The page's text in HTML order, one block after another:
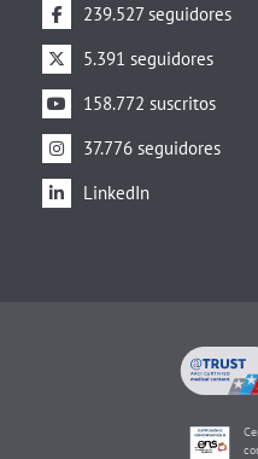
239.527 seguidores
5.391 seguidores
158.772 suscritos
37.776 seguidores
LinkedIn